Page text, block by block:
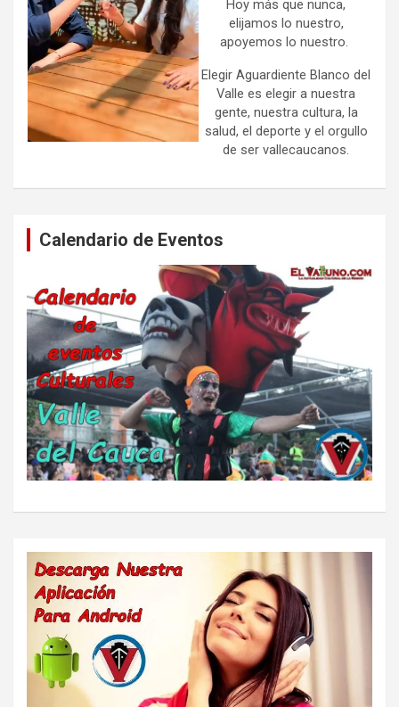
Hoy más que nunca,
elijamos lo nuestro,
apoyemos lo nuestro.
Elegir Aguardiente Blanco del
Valle es elegir a nuestra
gente, nuestra cultura, la
salud, el deporte y el orgullo
de ser vallecaucanos.
Calendario de Eventos